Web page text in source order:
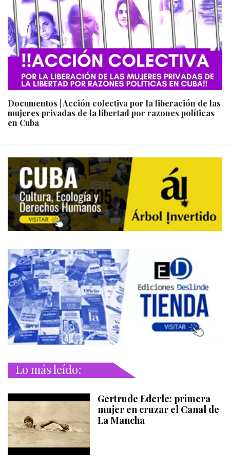
Documentos | Acción colectiva por la liberación de las
mujeres privadas de la libertad por razones políticas
en Cuba
Lo más leído:
Gertrude Ederle: primera
mujer en cruzar el Canal de
La Mancha